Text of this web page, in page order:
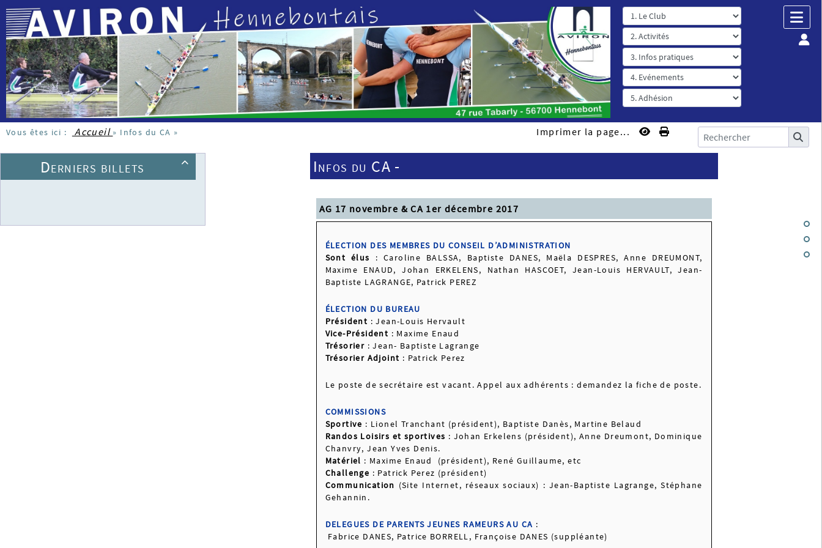
Vous êtes ici : Accueil » Infos du CA » Imprimer la page...

Derniers billets Infos du CA -
AG 17 novembre & CA 1er décembre 2017
ÉLECTION DES MEMBRES DU CONSEIL D’ADMINISTRATION
Sont élus : Caroline BALSSA, Baptiste DANES, Maëla DESPRES, Anne DREUMONT,
Maxime ENAUD, Johan ERKELENS, Nathan HASCOET, Jean-Louis HERVAULT, Jean-
Baptiste LAGRANGE, Patrick PEREZ
ÉLECTION DU BUREAU
Président : Jean-Louis Hervault
Vice-Président : Maxime Enaud
Trésorier : Jean- Baptiste Lagrange
Trésorier Adjoint : Patrick Perez
Le poste de secrétaire est vacant. Appel aux adhérents : demandez la fiche de poste.
COMMISSIONS
Sportive : Lionel Tranchant (président), Baptiste Danès, Martine Belaud
Randos Loisirs et sportives : Johan Erkelens (président), Anne Dreumont, Dominique
Chanvry, Jean Yves Denis.
Matériel : Maxime Enaud (président), René Guillaume, etc
Challenge : Patrick Perez (président)
Communication (Site Internet, réseaux sociaux) : Jean-Baptiste Lagrange, Stéphane
Gehannin.
DELEGUES DE PARENTS JEUNES RAMEURS AU CA :
Fabrice DANES, Patrice BORRELL, Françoise DANES (suppléante)